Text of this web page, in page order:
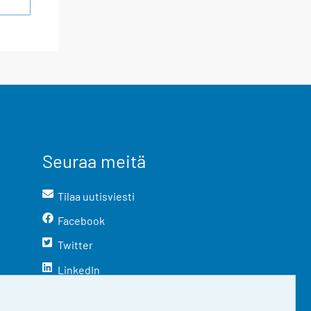
Seuraa meitä
Tilaa uutisviesti
Facebook
Twitter
LinkedIn